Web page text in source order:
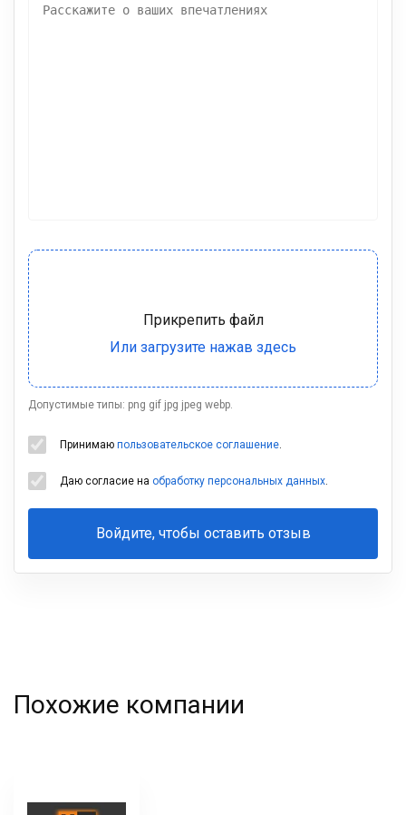
Допустимые типы: png gif jpg jpeg webp.
Принимаю пользовательское соглашение.
Даю согласие на обработку персональных данных.
Войдите, чтобы оставить отзыв
Ваша
Похожие компании